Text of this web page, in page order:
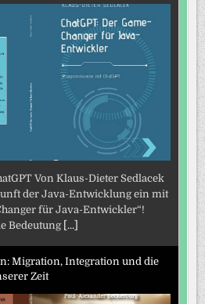
Von Klaus-Dieter Sedlacek
der Java-Entwicklung ein mit
für Java-Entwickler“!
Bedeutung [...]
Migration, Integration und die
Zeit